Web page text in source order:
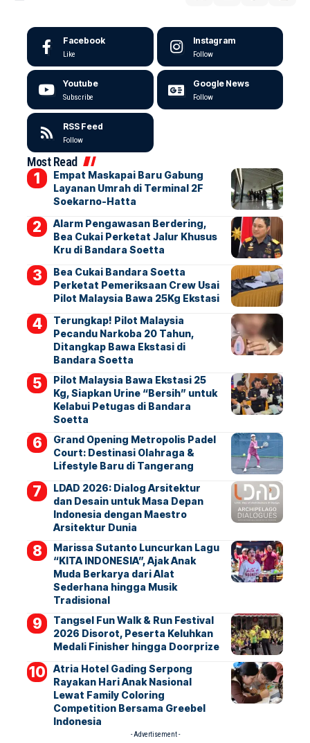
Facebook
Like
Instagram
Follow
Youtube
Subscribe
Google News
Follow
RSS Feed
Follow
Most Read
Empat Maskapai Baru Gabung
Layanan Umrah di Terminal 2F
Soekarno-Hatta
Alarm Pengawasan Berdering,
Bea Cukai Perketat Jalur Khusus
Kru di Bandara Soetta
Bea Cukai Bandara Soetta
Perketat Pemeriksaan Crew Usai
Pilot Malaysia Bawa 25Kg Ekstasi
Terungkap! Pilot Malaysia
Pecandu Narkoba 20 Tahun,
Ditangkap Bawa Ekstasi di
Bandara Soetta
Pilot Malaysia Bawa Ekstasi 25
Kg, Siapkan Urine “Bersih” untuk
Kelabui Petugas di Bandara
Soetta
Grand Opening Metropolis Padel
Court: Destinasi Olahraga &
Lifestyle Baru di Tangerang
LDAD 2026: Dialog Arsitektur
dan Desain untuk Masa Depan
Indonesia dengan Maestro
Arsitektur Dunia
Marissa Sutanto Luncurkan Lagu
“KITA INDONESIA”, Ajak Anak
Muda Berkarya dari Alat
Sederhana hingga Musik
Tradisional
Tangsel Fun Walk & Run Festival
2026 Disorot, Peserta Keluhkan
Medali Finisher hingga Doorprize
Atria Hotel Gading Serpong
Rayakan Hari Anak Nasional
Lewat Family Coloring
Competition Bersama Greebel
Indonesia
- Advertisement -